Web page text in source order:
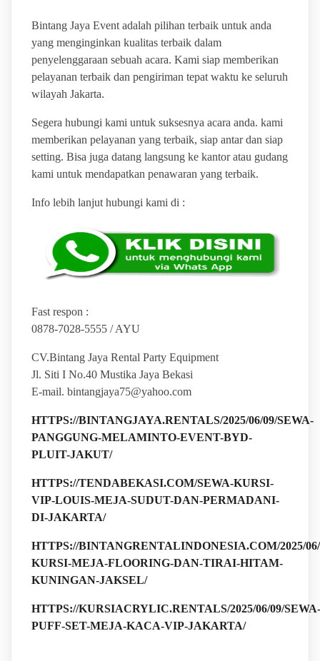
Bintang Jaya Event adalah pilihan terbaik untuk anda
yang menginginkan kualitas terbaik dalam
penyelenggaraan sebuah acara. Kami siap memberikan
pelayanan terbaik dan pengiriman tepat waktu ke seluruh
wilayah Jakarta.
Segera hubungi kami untuk suksesnya acara anda. kami
memberikan pelayanan yang terbaik, siap antar dan siap
setting. Bisa juga datang langsung ke kantor atau gudang
kami untuk mendapatkan penawaran yang terbaik.
Info lebih lanjut hubungi kami di :
Fast respon :
0878-7028-5555 / AYU
CV.Bintang Jaya Rental Party Equipment
Jl. Siti I No.40 Mustika Jaya Bekasi
E-mail. bintangjaya75@yahoo.com
HTTPS://BINTANGJAYA.RENTALS/2025/06/09/SEWA-
PANGGUNG-MELAMINTO-EVENT-BYD-
PLUIT-JAKUT/
HTTPS://TENDABEKASI.COM/SEWA-KURSI-
VIP-LOUIS-MEJA-SUDUT-DAN-PERMADANI-
DI-JAKARTA/
HTTPS://BINTANGRENTALINDONESIA.COM/2025/06/
KURSI-MEJA-FLOORING-DAN-TIRAI-HITAM-
KUNINGAN-JAKSEL/
HTTPS://KURSIACRYLIC.RENTALS/2025/06/09/SEWA-
PUFF-SET-MEJA-KACA-VIP-JAKARTA/